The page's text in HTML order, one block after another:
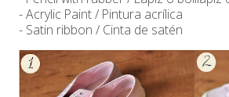
- Acrylic Paint / Pintura acrílica
- Satin ribbon / Cinta de satén